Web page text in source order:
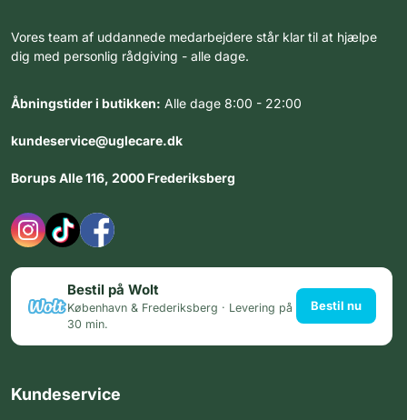
Vores team af uddannede medarbejdere står klar til at hjælpe
dig med personlig rådgiving - alle dage.
Åbningstider i butikken: Alle dage 8:00 - 22:00
kundeservice@uglecare.dk
Borups Alle 116, 2000 Frederiksberg
Bestil på Wolt
København & Frederiksberg · Levering på
30 min.
Bestil nu
Kundeservice